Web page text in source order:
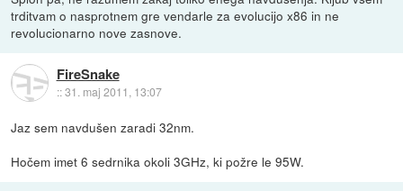
trditvam o nasprotnem gre vendarle za evolucijo x86 in ne
revolucionarno nove zasnove.
FireSnake
::31. maj 2011, 13:07
Jaz sem navdušen zaradi 32nm.
Hočem imet 6 sedrnika okoli 3GHz, ki požre le 95W.